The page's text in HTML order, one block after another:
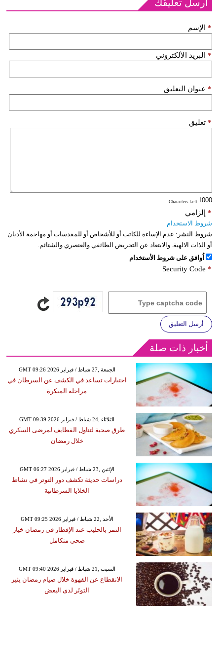
أرسل تعليقك
الإسم *
البريد الألكتروني *
عنوان التعليق *
تعليق *
: Characters Left
إلزامي *
شروط الاستخدام
شروط النشر: عدم الإساءة للكاتب أو للأشخاص أو للمقدسات أو مهاجمة الأديان
أو الذات الالهية. والابتعاد عن التحريض الطائفي والعنصري والشتائم.
اُوافق على شروط الأستخدام
Security Code *
أرسل التعليق
أخبار ذات صلة
GMT 09:26 2026 الجمعة ,27 شباط / فبراير
اختبارات تساعد في الكشف عن السرطان في
مراحله المبكرة
GMT 09:39 2026 الثلاثاء ,24 شباط / فبراير
طرق صحية لتناول القطايف لمرضى السكري
خلال رمضان
GMT 06:27 2026 الإثنين ,23 شباط / فبراير
دراسات حديثة تكشف دور التوتر في نشاط
الخلايا السرطانية
GMT 09:25 2026 الأحد ,22 شباط / فبراير
التمر بالحليب عند الإفطار في رمضان خيار
صحي متكامل
GMT 09:40 2026 السبت ,21 شباط / فبراير
الانقطاع عن القهوة خلال صيام رمضان يثير
التوتَر لدى البعض